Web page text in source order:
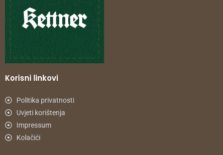
Korisni linkovi
Politika privatnosti
Uvjeti korištenja
Impressum
Kolačići